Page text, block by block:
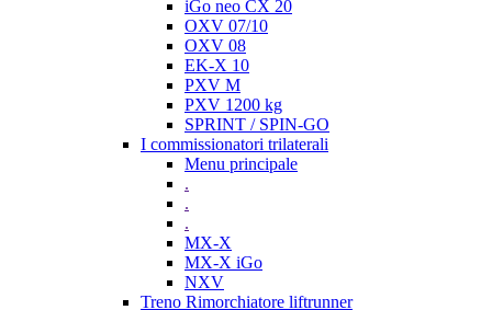
iGo neo CX 20
OXV 07/10
OXV 08
EK-X 10
PXV M
PXV 1200 kg
SPRINT / SPIN-GO
I commissionatori trilaterali
Menu principale
.
.
.
MX-X
MX-X iGo
NXV
Treno Rimorchiatore liftrunner